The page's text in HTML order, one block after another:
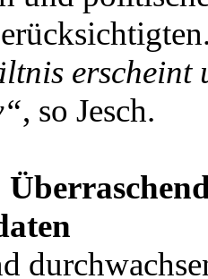
erscheint
, so Jesch.